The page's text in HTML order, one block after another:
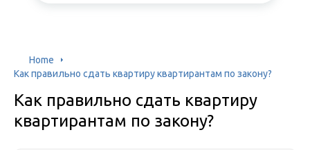
Home
Как правильно сдать квартиру квартирантам по закону?
Как правильно сдать квартиру
квартирантам по закону?